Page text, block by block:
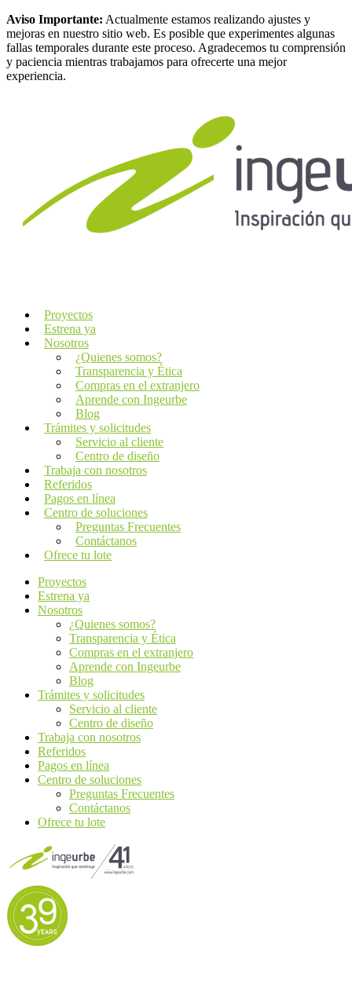
Aviso Importante: Actualmente estamos realizando ajustes y
mejoras en nuestro sitio web. Es posible que experimentes algunas
fallas temporales durante este proceso. Agradecemos tu comprensión
y paciencia mientras trabajamos para ofrecerte una mejor
experiencia.
Proyectos
Estrena ya
Nosotros
¿Quienes somos?
Transparencia y Ética
Compras en el extranjero
Aprende con Ingeurbe
Blog
Trámites y solicitudes
Servicio al cliente
Centro de diseño
Trabaja con nosotros
Referidos
Pagos en línea
Centro de soluciones
Preguntas Frecuentes
Contáctanos
Ofrece tu lote
Proyectos
Estrena ya
Nosotros
¿Quienes somos?
Transparencia y Ética
Compras en el extranjero
Aprende con Ingeurbe
Blog
Trámites y solicitudes
Servicio al cliente
Centro de diseño
Trabaja con nosotros
Referidos
Pagos en línea
Centro de soluciones
Preguntas Frecuentes
Contáctanos
Ofrece tu lote